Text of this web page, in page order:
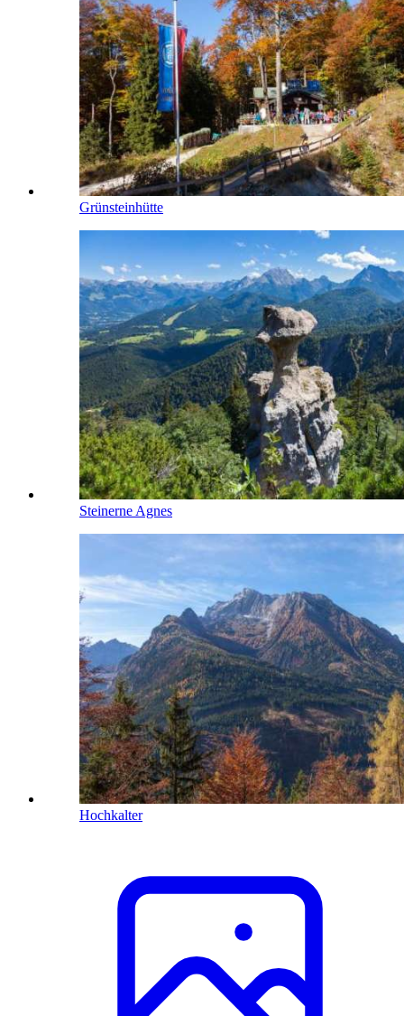
Grünsteinhütte
Steinerne Agnes
Hochkalter